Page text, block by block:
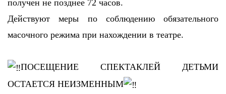
получен не позднее 72 часов.
Действуют меры по соблюдению обязательного
масочного режима при нахождении в театре.
ПОСЕЩЕНИЕ СПЕКТАКЛЕЙ ДЕТЬМИ
ОСТАЕТСЯ НЕИЗМЕННЫМ